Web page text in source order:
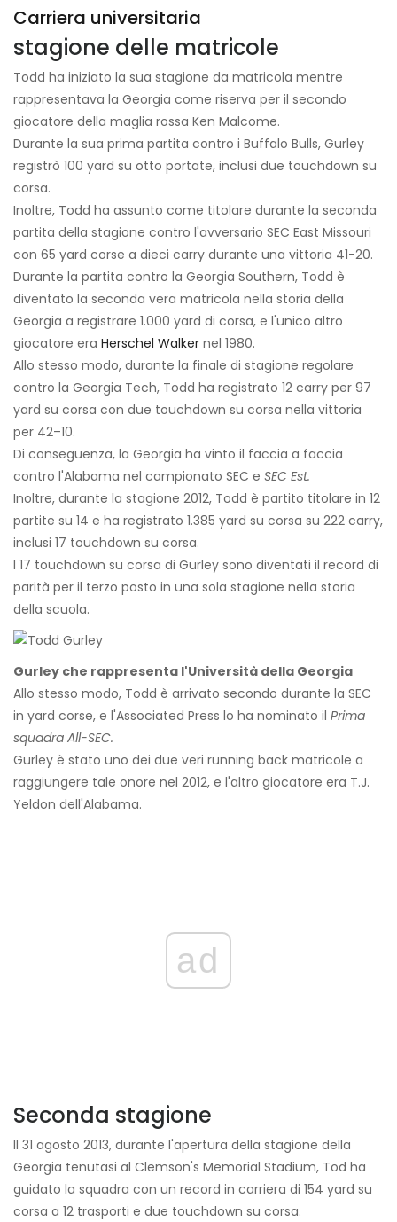
Carriera universitaria
stagione delle matricole
Todd ha iniziato la sua stagione da matricola mentre
rappresentava la Georgia come riserva per il secondo
giocatore della maglia rossa Ken Malcome.
Durante la sua prima partita contro i Buffalo Bulls, Gurley
registrò 100 yard su otto portate, inclusi due touchdown su
corsa.
Inoltre, Todd ha assunto come titolare durante la seconda
partita della stagione contro l'avversario SEC East Missouri
con 65 yard corse a dieci carry durante una vittoria 41-20.
Durante la partita contro la Georgia Southern, Todd è
diventato la seconda vera matricola nella storia della
Georgia a registrare 1.000 yard di corsa, e l'unico altro
giocatore era Herschel Walker nel 1980.
Allo stesso modo, durante la finale di stagione regolare
contro la Georgia Tech, Todd ha registrato 12 carry per 97
yard su corsa con due touchdown su corsa nella vittoria
per 42–10.
Di conseguenza, la Georgia ha vinto il faccia a faccia
contro l'Alabama nel campionato SEC e SEC Est.
Inoltre, durante la stagione 2012, Todd è partito titolare in 12
partite su 14 e ha registrato 1.385 yard su corsa su 222 carry,
inclusi 17 touchdown su corsa.
I 17 touchdown su corsa di Gurley sono diventati il ​​record di
parità per il terzo posto in una sola stagione nella storia
della scuola.
Gurley che rappresenta l'Università della Georgia
Allo stesso modo, Todd è arrivato secondo durante la SEC
in yard corse, e l'Associated Press lo ha nominato il Prima
squadra All-SEC.
Gurley è stato uno dei due veri running back matricole a
raggiungere tale onore nel 2012, e l'altro giocatore era T.J.
Yeldon dell'Alabama.
ad
Seconda stagione
Il 31 agosto 2013, durante l'apertura della stagione della
Georgia tenutasi al Clemson's Memorial Stadium, Tod ha
guidato la squadra con un record in carriera di 154 yard su
corsa a 12 trasporti e due touchdown su corsa.